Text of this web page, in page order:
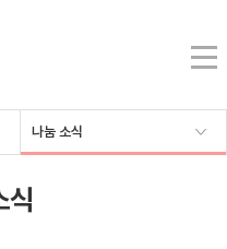
나눔 소식
식